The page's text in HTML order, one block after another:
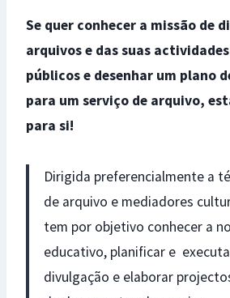
Se quer conhecer a missão de
arquivos e das suas
públicos e desenhar um plano
para um serviço de arquivo,
para si!
Dirigida preferencialmente a
de arquivo e mediadores
tem por objetivo conhecer a
educativo, planificar e
divulgação e elaborar